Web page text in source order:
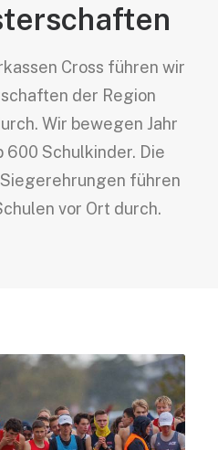
Cross führen wir
der Region
Wir bewegen Jahr
600 Schulkinder. Die
führen
vor Ort durch.